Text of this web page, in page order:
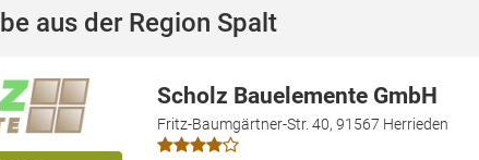
aus der Region Spalt
Scholz Bauelemente GmbH
Fritz-Baumgärtner-Str. 40, 91567 Herrieden